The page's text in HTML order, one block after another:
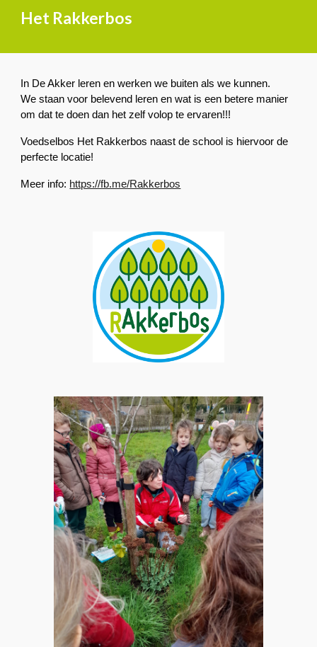
Het Rakkerbos
In De Akker leren en werken we buiten als we kunnen.
We staan voor belevend leren en wat is een betere manier
om dat te doen dan het zelf volop te ervaren!!!
Voedselbos Het Rakkerbos naast de school is hiervoor de
perfecte locatie!
Meer info: https://fb.me/Rakkerbos